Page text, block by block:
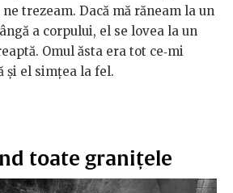
trezeam. Dacă mă răneam la un
a corpului, el se lovea la un
Omul ăsta era tot ce‑mi
şi el simţea la fel.
toate granițele